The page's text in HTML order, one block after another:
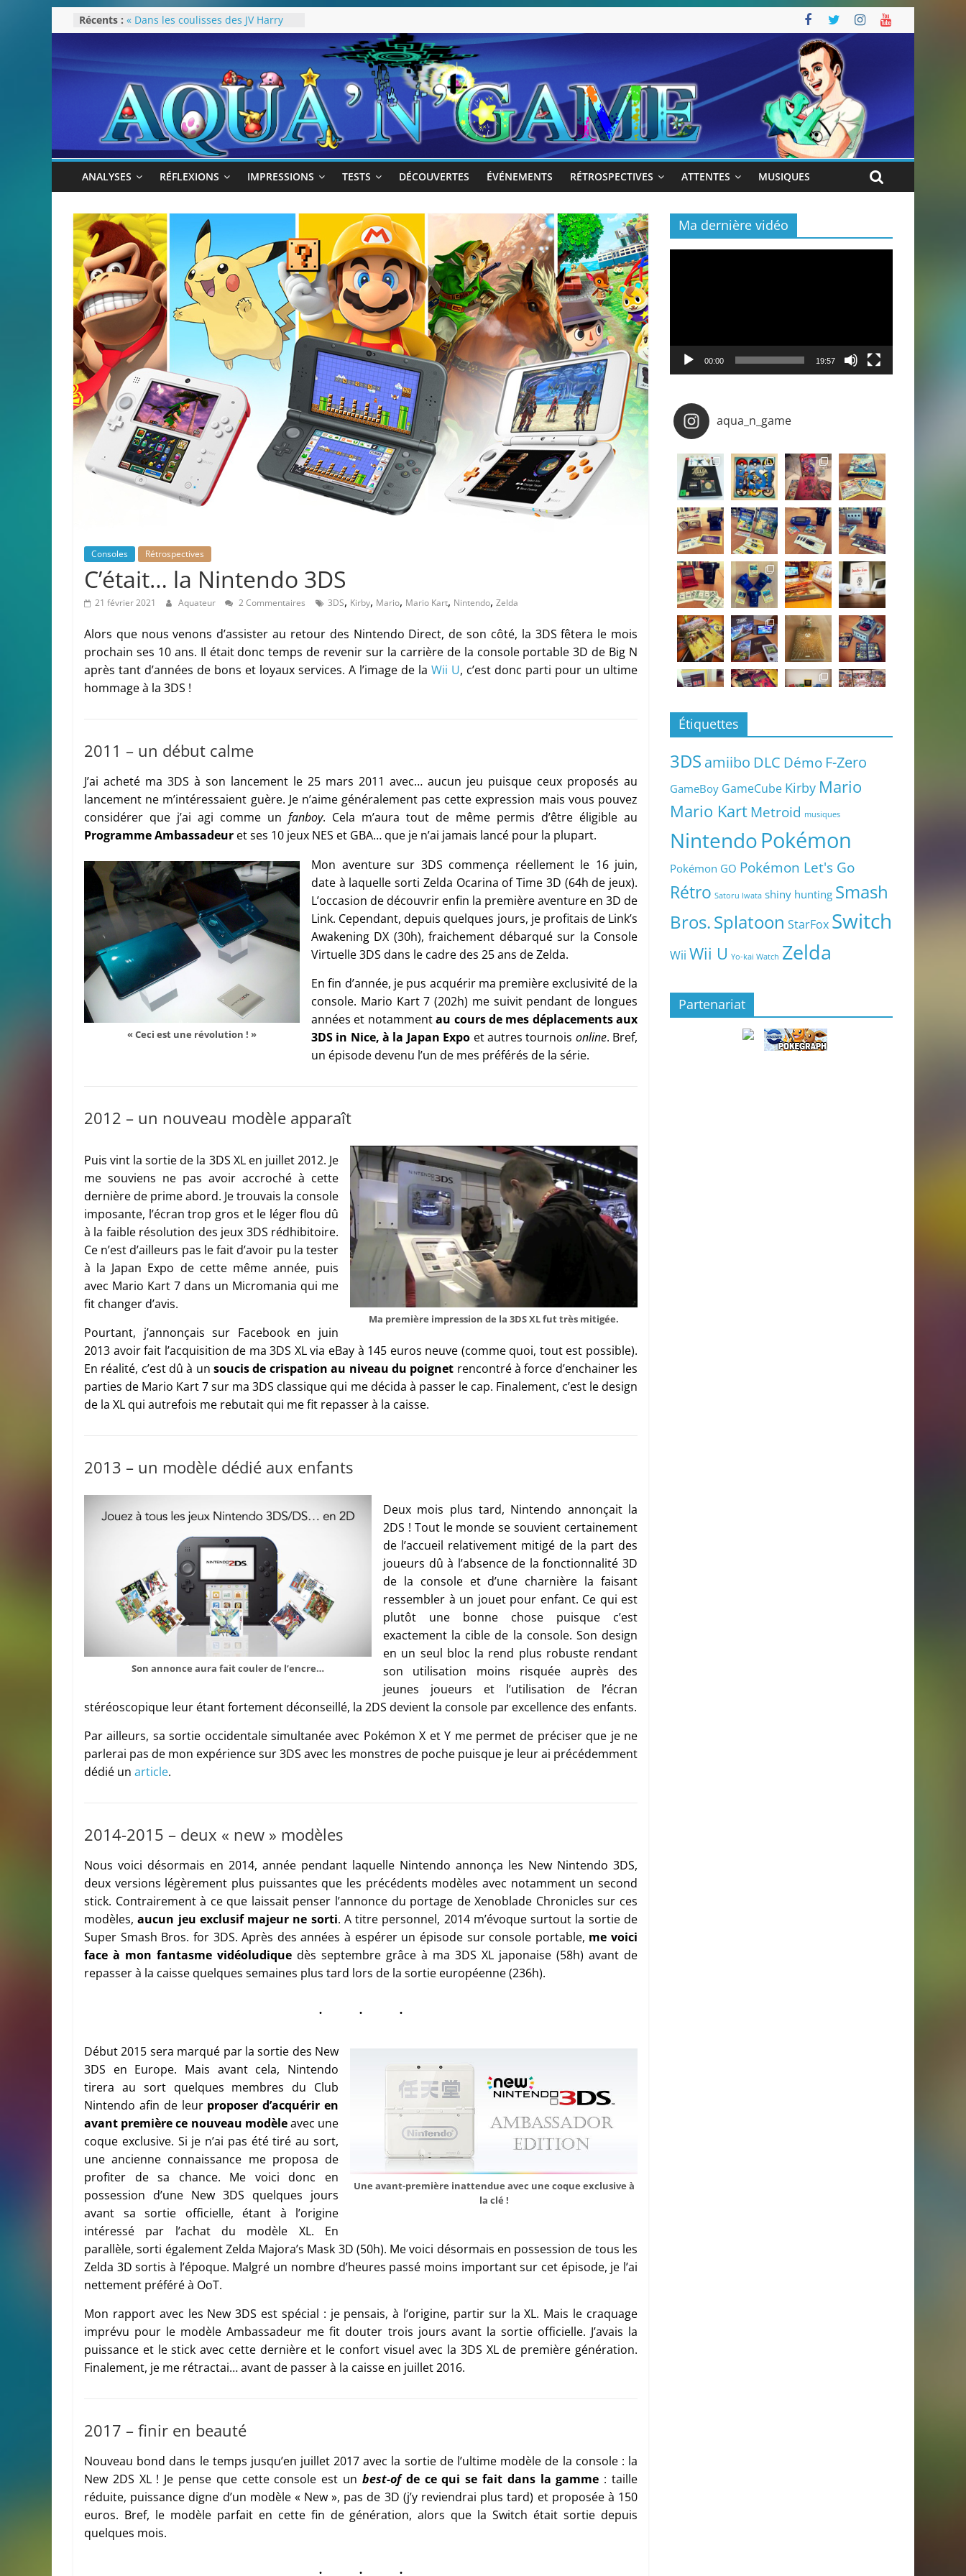
Passer
au
Récents : « Dans les coulisses des JV Harry
Potter »
révolution (ou pas) !
Attentes 2023
Rétrospective 2022
« Splatoon 3 est-il nécessaire ? »
ANALYSES RÉFLEXIONS IMPRESSIONS TESTS DÉCOUVERTES ÉVÉNEMENTS RÉTROSPECTIVES ATTENTES MUSIQUES
Consoles Rétrospectives
C’était… la Nintendo 3DS
21 février 2021 Aquateur 2 Commentaires 3DS, Kirby, Mario, Mario Kart, Nintendo, Zelda
Alors que nous venons d’assister au retour des Nintendo Direct, de son côté, la 3DS fêtera le mois
prochain ses 10 ans. Il était donc temps de revenir sur la carrière de la console portable 3D de Big N
après tant d’années de bons et loyaux services. A l’image de la Wii U, c’est donc parti pour un ultime
hommage à la 3DS !
2011 – un début calme
J’ai acheté ma 3DS à son lancement le 25 mars 2011 avec… aucun jeu puisque ceux proposés au
lancement ne m’intéressaient guère. Je n’aime généralement pas cette expression mais vous pouvez
considérer que j’ai agi comme un fanboy. Cela m’aura tout de même permis d’être éligible au
Programme Ambassadeur et ses 10 jeux NES et GBA… que je n’ai jamais lancé pour la plupart.
« Ceci est une révolution ! »
Mon aventure sur 3DS commença réellement le 16 juin,
date à laquelle sorti Zelda Ocarina of Time 3D (64h de jeux).
L’occasion de découvrir enfin la première aventure en 3D de
Link. Cependant, depuis quelques jours, je profitais de Link’s
Awakening DX (30h), fraichement débarqué sur la Console
Virtuelle 3DS dans le cadre des 25 ans de Zelda.
En fin d’année, je pus acquérir ma première exclusivité de la
console. Mario Kart 7 (202h) me suivit pendant de longues
années et notammentau cours de mes déplacements aux
3DS in Nice, à la Japan Expo et autres tournois online. Bref,
un épisode devenu l’un de mes préférés de la série.
2012 – un nouveau modèle apparaît
Ma première impression de la 3DS XL fut très mitigée.
Puis vint la sortie de la 3DS XL en juillet 2012. Je
me souviens ne pas avoir accroché à cette
dernière de prime abord. Je trouvais la console
imposante, l’écran trop gros et le léger flou dû
à la faible résolution des jeux 3DS rédhibitoire.
Ce n’est d’ailleurs pas le fait d’avoir pu la tester
à la Japan Expo de cette même année, puis
avec Mario Kart 7 dans un Micromania qui me
fit changer d’avis.
Pourtant, j’annonçais sur Facebook en juin
2013 avoir fait l’acquisition de ma 3DS XL via eBay à 145 euros neuve (comme quoi, tout est possible).
En réalité, c’est dû à unsoucis de crispation au niveau du poignet rencontré à force d’enchainer les
parties de Mario Kart 7 sur ma 3DS classique qui me décida à passer le cap. Finalement, c’est le design
de la XL qui autrefois me rebutait qui me fit repasser à la caisse.
2013 – un modèle dédié aux enfants
Son annonce aura fait couler de l’encre…
Deux mois plus tard, Nintendo annonçait la
2DS ! Tout le monde se souvient certainement
de l’accueil relativement mitigé de la part des
joueurs dû à l’absence de la fonctionnalité 3D
de la console et d’une charnière la faisant
ressembler à un jouet pour enfant. Ce qui est
plutôt une bonne chose puisque c’est
exactement la cible de la console. Son design
en un seul bloc la rend plus robuste rendant
son utilisation moins risquée auprès des
jeunes joueurs et l’utilisation de l’écran
stéréoscopique leur étant fortement déconseillé, la 2DS devient la console par excellence des enfants.
Par ailleurs, sa sortie occidentale simultanée avec Pokémon X et Y me permet de préciser que je ne
parlerai pas de mon expérience sur 3DS avec les monstres de poche puisque je leur ai précédemment
dédié un article.
2014-2015 – deux « new » modèles
Nous voici désormais en 2014, année pendant laquelle Nintendo annonça les New Nintendo 3DS,
deux versions légèrement plus puissantes que les précédents modèles avec notamment un second
stick. Contrairement à ce que laissait penser l’annonce du portage de Xenoblade Chronicles sur ces
modèles,aucun jeu exclusif majeur ne sorti. A titre personnel, 2014 m’évoque surtout la sortie de
Super Smash Bros. for 3DS. Après des années à espérer un épisode sur console portable, me voici
face à mon fantasme vidéoludique dès septembre grâce à ma 3DS XL japonaise (58h) avant de
repasser à la caisse quelques semaines plus tard lors de la sortie européenne (236h).
Une avant-première inattendue avec une coque exclusive à
la clé !
Début 2015 sera marqué par la sortie des New
3DS en Europe. Mais avant cela, Nintendo
tirera au sort quelques membres du Club
Nintendo afin de leur proposer d’acquérir en
avant première ce nouveau modèleavec une
coque exclusive. Si je n’ai pas été tiré au sort,
une ancienne connaissance me proposa de
profiter de sa chance. Me voici donc en
possession d’une New 3DS quelques jours
avant sa sortie officielle, étant à l’origine
intéressé par l’achat du modèle XL. En
parallèle, sorti également Zelda Majora’s Mask 3D (50h). Me voici désormais en possession de tous les
Zelda 3D sortis à l’époque. Malgré un nombre d’heures passé moins important sur cet épisode, je l’ai
nettement préféré à OoT.
Mon rapport avec les New 3DS est spécial : je pensais, à l’origine, partir sur la XL. Mais le craquage
imprévu pour le modèle Ambassadeur me fit douter trois jours avant la sortie officielle. J’avais la
puissance et le stick avec cette dernière et le confort visuel avec la 3DS XL de première génération.
Finalement, je me rétractai… avant de passer à la caisse en juillet 2016.
2017 – finir en beauté
Nouveau bond dans le temps jusqu’en juillet 2017 avec la sortie de l’ultime modèle de la console : la
New 2DS XL ! Je pense que cette console est un best-of de ce qui se fait dans la gamme : taille
réduite, puissance digne d’un modèle « New », pas de 3D (j’y reviendrai plus tard) et proposée à 150
euros. Bref, le modèle parfait en cette fin de génération, alors que la Switch était sortie depuis
quelques mois.
Ma dernière vidéo
00:00 19:57
aqua_n_game
Étiquettes
3DS amiibo DLC Démo F-Zero
GameBoy GameCube Kirby Mario
Mario KartMetroid musiques
NintendoPokémon
Pokémon GO Pokémon Let's Go
Rétro Satoru Iwata shiny hunting Smash
Bros.Splatoon StarFox Switch
Wii Wii U Yo-kai Watch Zelda
Partenariat